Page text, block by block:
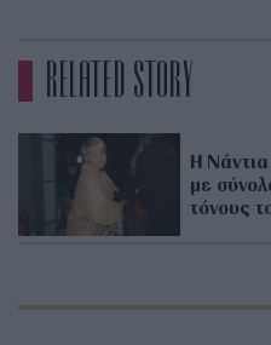
RELATED STORY
Η
με
τόνους